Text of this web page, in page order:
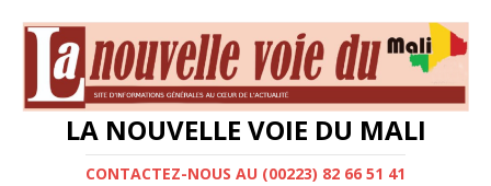
LA NOUVELLE VOIE DU MALI
CONTACTEZ-NOUS AU (00223) 82 66 51 41